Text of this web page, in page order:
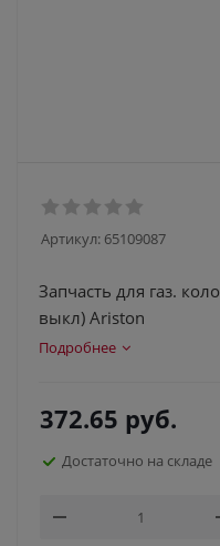
Артикул: 65109087
Запчасть для газ.
выкл) Ariston
Подробнее
372.65 руб.
Достаточно на складе